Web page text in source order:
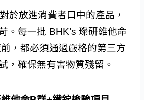
於放進消費者口中的產品，
。每一批 BHK’s 璨研維他命
，都必須通過嚴格的第三方
，確保無有害物質殘留。